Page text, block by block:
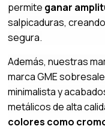
permite ganar
salpicaduras,
segura.
Además, nuestras
marca GME
minimalista y
metálicos de alta
colores como